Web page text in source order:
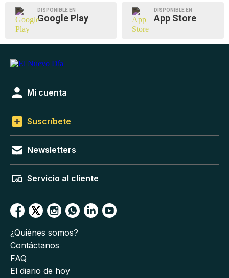
DISPONIBLE EN
Google Play
DISPONIBLE EN
App Store
Mi cuenta
Suscríbete
Newsletters
Servicio al cliente
¿Quiénes somos?
Contáctanos
FAQ
El diario de hoy